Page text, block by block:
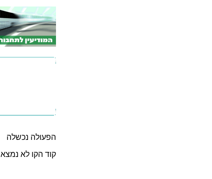
הפעולה נכשלה
קוד הקו לא נמצא